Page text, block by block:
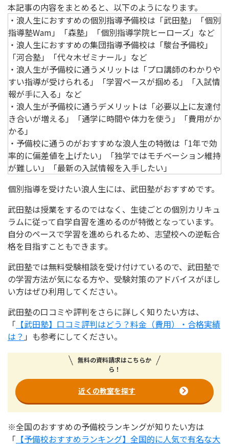
本記事の内容をまとめると、以下のようになります。
・浪人生におすすめの個別指導予備校は「武田塾」「個別
指導塾Wam」「森塾」「個別指導学院ヒーローズ」など
・浪人生におすすめの集団指導予備校は「駿台予備校」
「河合塾」「代々木ゼミナール」など
・浪人生が予備校に通うメリットは「プロ講師のわかりや
すい指導が受けられる」「学習ペースが掴める」「入試情
報が手に入る」など
・浪人生が予備校に通うデメリットは「必要以上に友達付
き合いが増える」「通学に時間や体力を使う」「費用がか
かる」
・予備校に通うのがおすすめな浪人生の特徴は「1年で効
率的に偏差値を上げたい」「独学ではモチベーション維持
が難しい」「最新の入試情報を入手したい」
個別指導を受けたい浪人生には、武田塾がおすすめです。
武田塾は授業をするのではなく、生徒ごとの個別カリキュ
ラムに従って自学自習を進めるのが特徴となっています。
自分のペースで学習を進められるため、志望校への逆転合
格を目指すこともできます。
武田塾では無料受験相談を受け付けているので、武田塾で
の学習方法が気になる方や、受験対策のアドバイスがほし
い方はぜひ利用してください。
武田塾の口コミや評判をさらに詳しく知りたい方は、
「 【武田塾】口コミ評判はどう？料金（費用）・合格実績
は？ 」も参考にしてください。
無料の資料請求はこちらか
ら！
近くの教室を探す
※全国のおすすめの予備校ランキングが知りたい方は
「 【予備校おすすめランキング】全国的に人気で有名な大